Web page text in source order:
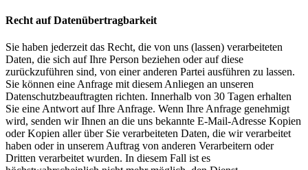
Recht auf Datenübertragbarkeit
Sie haben jederzeit das Recht, die von uns (lassen) verarbeiteten
Daten, die sich auf Ihre Person beziehen oder auf diese
zurückzuführen sind, von einer anderen Partei ausführen zu lassen.
Sie können eine Anfrage mit diesem Anliegen an unseren
Datenschutzbeauftragten richten. Innerhalb von 30 Tagen erhalten
Sie eine Antwort auf Ihre Anfrage. Wenn Ihre Anfrage genehmigt
wird, senden wir Ihnen an die uns bekannte E-Mail-Adresse Kopien
oder Kopien aller über Sie verarbeiteten Daten, die wir verarbeitet
haben oder in unserem Auftrag von anderen Verarbeitern oder
Dritten verarbeitet wurden. In diesem Fall ist es